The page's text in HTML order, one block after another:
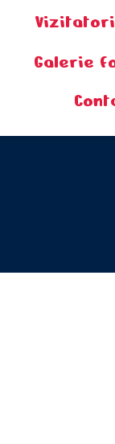
Vizitatori
Galerie